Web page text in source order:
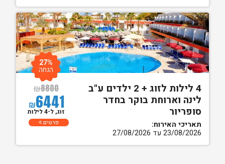
4 לילות לזוג + 2 ילדים ע"ב
לינה וארוחת בוקר בחדר
סופריור
תאריכי האירוח:
23/08/2026 עד 27/08/2026
₪8800
₪6441
27%
הנחה
זוג, ל-4 לילות
פרטים